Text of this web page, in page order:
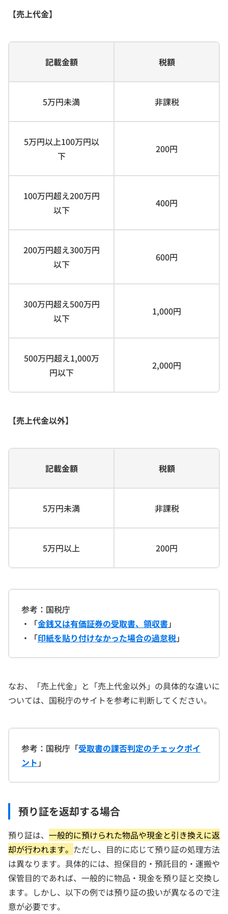
【売上代金】
記載金額 税額
5万円未満 非課税
5万円以上100万円以
下
200円
100万円超え200万円
以下
400円
200万円超え300万円
以下
600円
300万円超え500万円
以下
1,000円
500万円超え1,000万
円以下
2,000円
【売上代金以外】
記載金額 税額
5万円未満 非課税
5万円以上 200円
参考：国税庁
・「金銭又は有価証券の受取書、領収書」
・「印紙を貼り付けなかった場合の過怠税」
なお、「売上代金」と「売上代金以外」の具体的な違いに
ついては、国税庁のサイトを参考に判断してください。
参考：国税庁「受取書の課否判定のチェックポイ
ント 」
預り証を返却する場合
預り証は、 一般的に預けられた物品や現金と引き換えに返
却が行われます。 ただし、目的に応じて預り証の処理方法
は異なります。具体的には、担保目的・預託目的・運搬や
保管目的であれば、一般的に物品・現金を預り証と交換し
ます。しかし、以下の例では預り証の扱いが異なるので注
意が必要です。